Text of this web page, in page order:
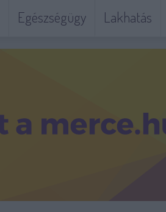
Egészségügy Lakhatás